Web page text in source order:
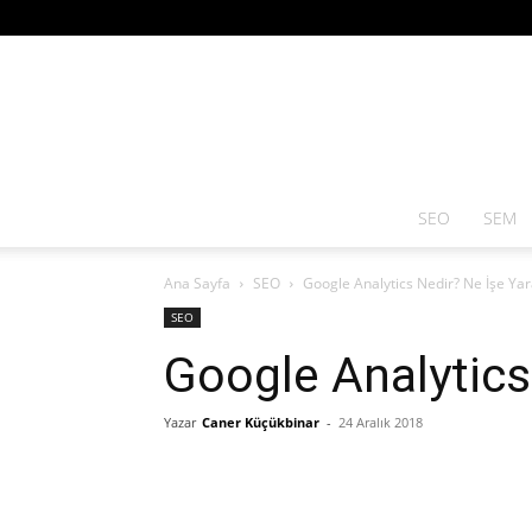
SEO SEM
Ana Sayfa SEO Google Analytics Nedir? Ne İşe
SEO
Google
Yazar Caner Küçükbinar - 24 Aralık 2018